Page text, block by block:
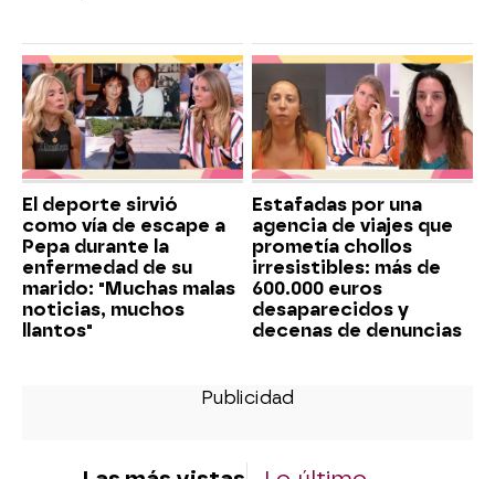
El deporte sirvió
como vía de escape a
Pepa durante la
enfermedad de su
marido: "Muchas malas
noticias, muchos
llantos"
Estafadas por una
agencia de viajes que
prometía chollos
irresistibles: más de
600.000 euros
desaparecidos y
decenas de denuncias